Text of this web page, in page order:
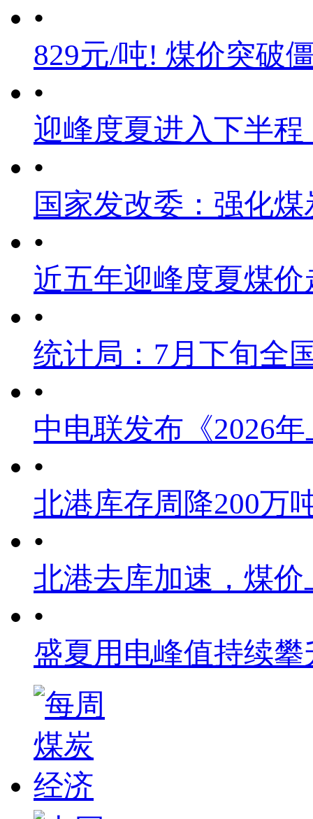
•
829元/吨! 煤价突破
•
迎峰度夏进入下半
•
国家发改委：强化
•
近五年迎峰度夏煤价
•
统计局：7月下旬全
•
中电联发布《2026
•
北港库存周降200万
•
北港去库加速，煤
•
盛夏用电峰值持续